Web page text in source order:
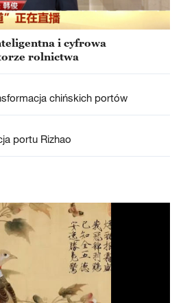
i cyfrowa
rolnictwa
chińskich portów
portu Rizhao